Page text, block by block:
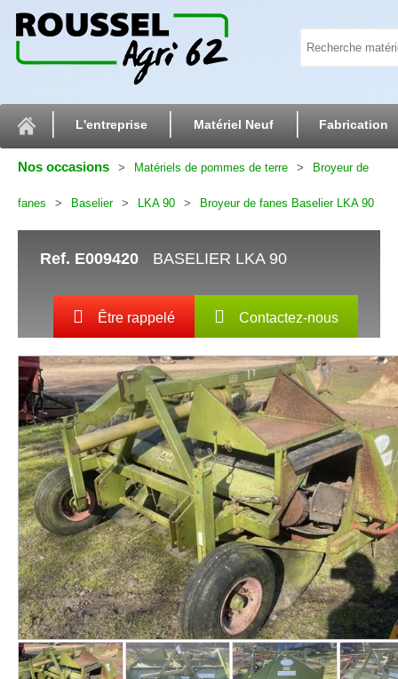
L'entreprise Matériel Neuf Fabrication
Nos occasions Matériels de pommes de terre Broyeur de
fanes Baselier LKA 90 Broyeur de fanes Baselier LKA 90
BASELIER LKA 90
Ref. E009420
Être rappelé Contactez-nous